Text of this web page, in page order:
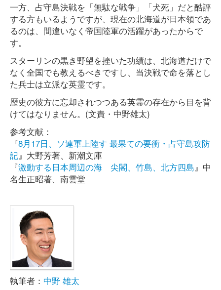
一方、占守島決戦を「無駄な戦争」「犬死」だと酷評
する方もいるようですが、現在の北海道が日本領であ
るのは、間違いなく帝国陸軍の活躍があったからで
す。
スターリンの黒き野望を挫いた功績は、北海道だけで
なく全国でも教えるべきですし、当決戦で命を落とし
た兵士は立派な英霊です。
歴史の彼方に忘却されつつある英霊の存在から目を背
けてはなりません。(文責・中野雄太)
参考文献：
『8月17日、ソ連軍上陸す 最果ての要衝・占守島攻防
記』大野芳著、新潮文庫
『激動する日本周辺の海 尖閣、竹島、北方四島』中
名生正昭著、南雲堂
執筆者： 中野 雄太